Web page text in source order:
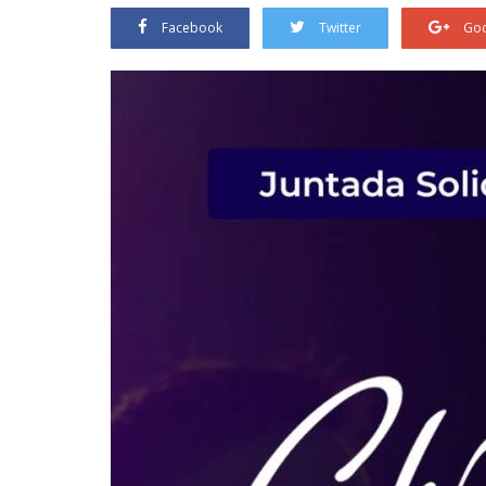
Facebook Twitter